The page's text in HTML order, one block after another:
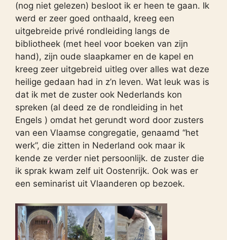
(nog niet gelezen) besloot ik er heen te gaan. Ik
werd er zeer goed onthaald, kreeg een
uitgebreide privé rondleiding langs de
bibliotheek (met heel voor boeken van zijn
hand), zijn oude slaapkamer en de kapel en
kreeg zeer uitgebreid uitleg over alles wat deze
heilige gedaan had in z’n leven. Wat leuk was is
dat ik met de zuster ook Nederlands kon
spreken (al deed ze de rondleiding in het
Engels ) omdat het gerundt word door zusters
van een Vlaamse congregatie, genaamd “het
werk”, die zitten in Nederland ook maar ik
kende ze verder niet persoonlijk. de zuster die
ik sprak kwam zelf uit Oostenrijk. Ook was er
een seminarist uit Vlaanderen op bezoek.